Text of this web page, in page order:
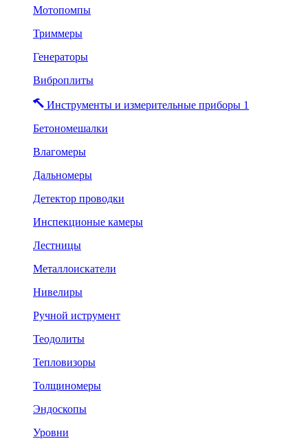
Мотопомпы
Триммеры
Генераторы
Виброплиты
Инструменты и измерительные приборы 1
Бетономешалки
Влагомеры
Дальномеры
Детектор проводки
Инспекционые камеры
Лестницы
Металлоискатели
Нивелиры
Ручной иструмент
Теодолиты
Тепловизоры
Толщиномеры
Эндоскопы
Уровни